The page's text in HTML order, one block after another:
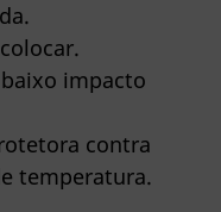
impacto
contra
temperatura.